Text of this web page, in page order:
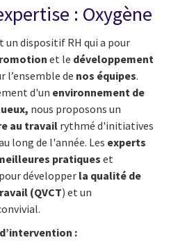
: Oxygène
un dispositif RH qui a pour
et le développement
l’ensemble de nos équipes.
d'un environnement de
nous proposons un
au travail rythmé d'initiatives
long de l'année. Les experts
pratiqueset
développer la qualité de
(QVCT) et un
: